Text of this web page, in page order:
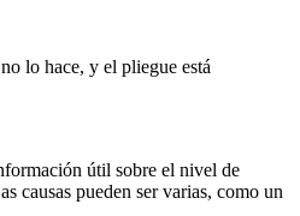
lo hace, y el pliegue está
útil sobre el nivel de
causas pueden ser varias, como un